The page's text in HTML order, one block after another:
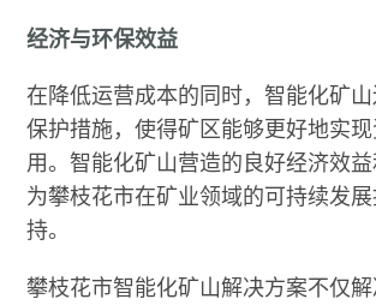
经济与环保效益
在降低运营成本的同时，智能化矿
保护措施，使得矿区能够更好地实
用。智能化矿山营造的良好经济效益
为攀枝花市在矿业领域的可持续发
持。
攀枝花市智能化矿山解决方案不仅